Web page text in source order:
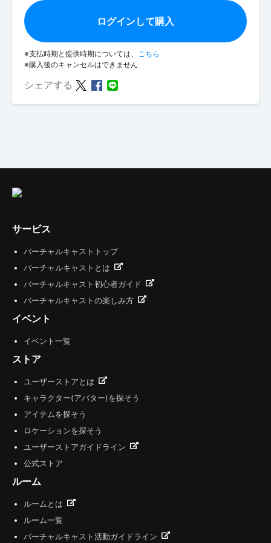
ログインして購入
※支払時期と提供時期については、 こちら
※購入後のキャンセルはできません
シェアする
サービス
バーチャルキャストトップ
バーチャルキャストとは
バーチャルキャスト初心者ガイド
バーチャルキャストの楽しみ方
イベント
イベント一覧
ストア
ユーザーストアとは
キャラクター(アバター)を探そう
アイテムを探そう
ロケーションを探そう
ユーザーストアガイドライン
公式ストア
ルーム
ルームとは
ルーム一覧
バーチャルキャスト活動ガイドライン